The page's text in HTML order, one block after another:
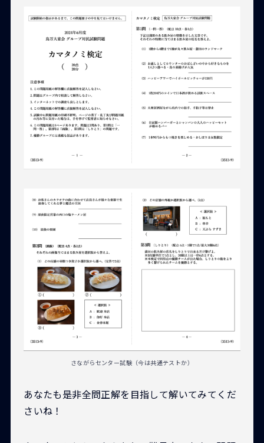
さながらセンター試験（今は共通テストか）
あなたも是非全問正解を目指して解いてみてくだ
さいね！